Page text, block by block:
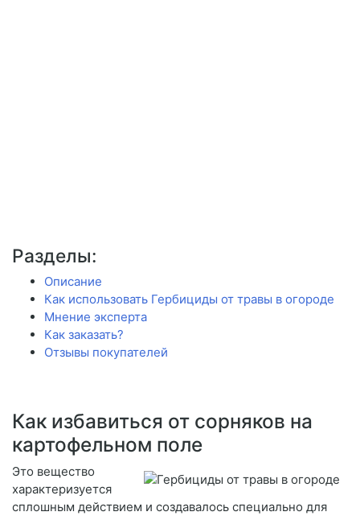
Разделы:
Описание
Как использовать Гербициды от травы в огороде
Мнение эксперта
Как заказать?
Отзывы покупателей
Как избавиться от сорняков на
картофельном поле
Это вещество
характеризуется
сплошным действием и создавалось специально для